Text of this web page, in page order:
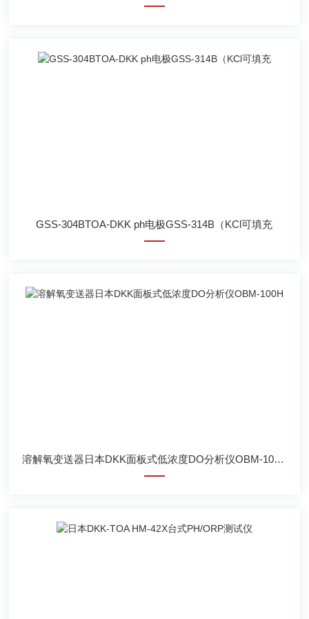
GSS-304BTOA-DKK ph电极GSS-314B（KCl可填充
溶解氧变送器日本DKK面板式低浓度DO分析仪OBM-100H